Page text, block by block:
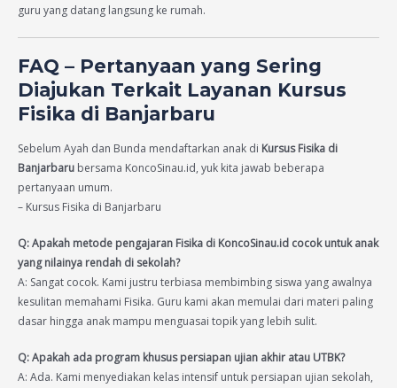
guru yang datang langsung ke rumah.
FAQ – Pertanyaan yang Sering
Diajukan Terkait Layanan Kursus
Fisika di Banjarbaru
Sebelum Ayah dan Bunda mendaftarkan anak di Kursus Fisika di
Banjarbaru bersama KoncoSinau.id, yuk kita jawab beberapa
pertanyaan umum.
– Kursus Fisika di Banjarbaru
Q: Apakah metode pengajaran Fisika di KoncoSinau.id cocok untuk anak
yang nilainya rendah di sekolah?
A: Sangat cocok. Kami justru terbiasa membimbing siswa yang awalnya
kesulitan memahami Fisika. Guru kami akan memulai dari materi paling
dasar hingga anak mampu menguasai topik yang lebih sulit.
Q: Apakah ada program khusus persiapan ujian akhir atau UTBK?
A: Ada. Kami menyediakan kelas intensif untuk persiapan ujian sekolah,